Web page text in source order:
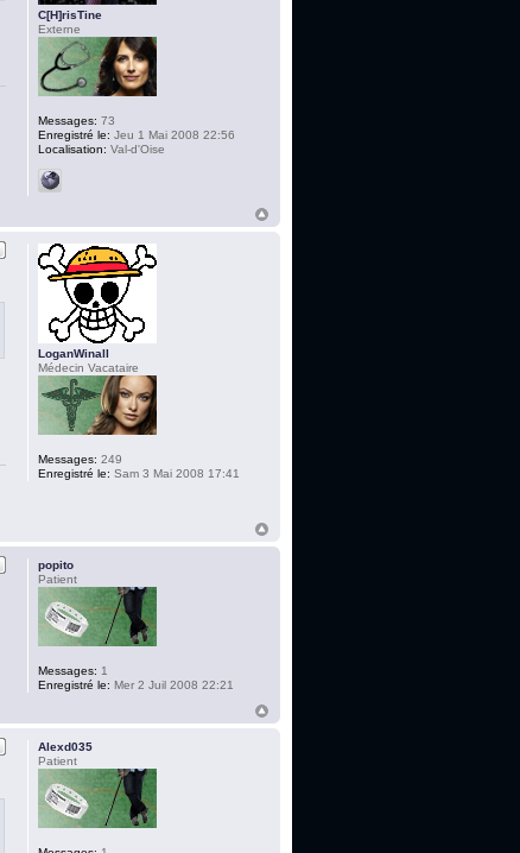
C[H]risTine
Externe
Messages: 73
Enregistré le: Jeu 1 Mai 2008 22:56
Localisation: Val-d'Oise
LoganWinall
Médecin Vacataire
Messages: 249
Enregistré le: Sam 3 Mai 2008 17:41
popito
Patient
Messages: 1
Enregistré le: Mer 2 Juil 2008 22:21
Alexd035
Patient